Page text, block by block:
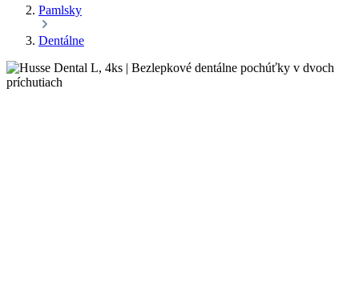
Pamlsky
Dentálne